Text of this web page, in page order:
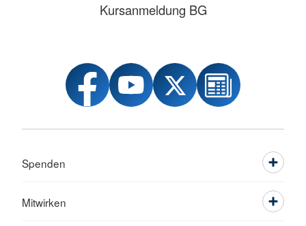
Kursanmeldung BG
Spenden
Mitwirken